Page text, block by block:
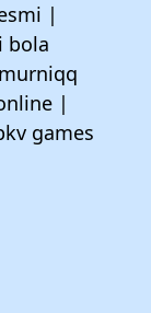
|
bola
murniqq
|
games